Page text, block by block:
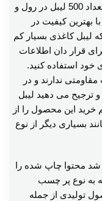
کاغذی سبز تک ردیفه 95×125 با تعداد 500 لیبل در رول و
و با بهترین کیفیت در
لیبل کاغذی بسیار کم
قرار دان اطلاعات
خود استفاده کنید.
ندارند و در
ترجیح می دهید لیبل
خرید این محصول را از
بسیاری دیگر از نوع
شد محتوا چاپ شده را
به نوع پر چسب
تولیدی از جمله